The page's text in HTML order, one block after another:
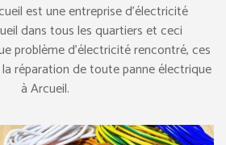
est une entreprise d’électricité
dans tous les quartiers et ceci
problème d’électricité rencontré, ces
réparation de toute panne électrique
à Arcueil.